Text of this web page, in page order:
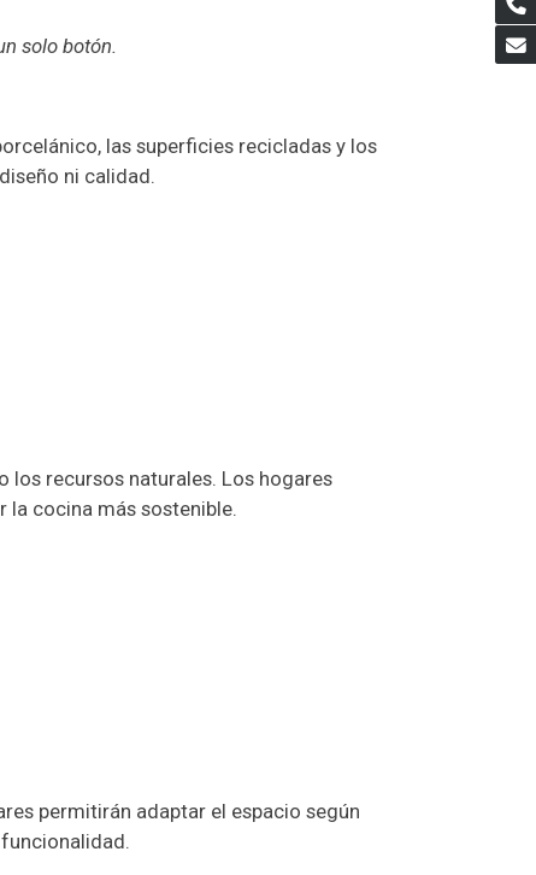
solo botón.
las superficies recicladas y los
ni calidad.
los recursos naturales. Los hogares
la cocina más sostenible.
permitirán adaptar el espacio según